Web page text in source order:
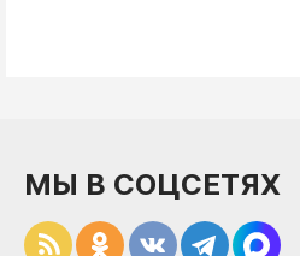
МЫ В СОЦСЕТЯХ